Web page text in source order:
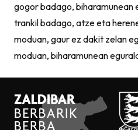
gogor badago, biharamunean
trankil badago, atze eta
moduan, gaur ez dakit zelan
moduan, biharamunean